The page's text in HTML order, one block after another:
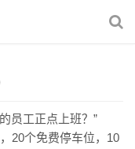
员工正点上班？”
20个免费停车位，10